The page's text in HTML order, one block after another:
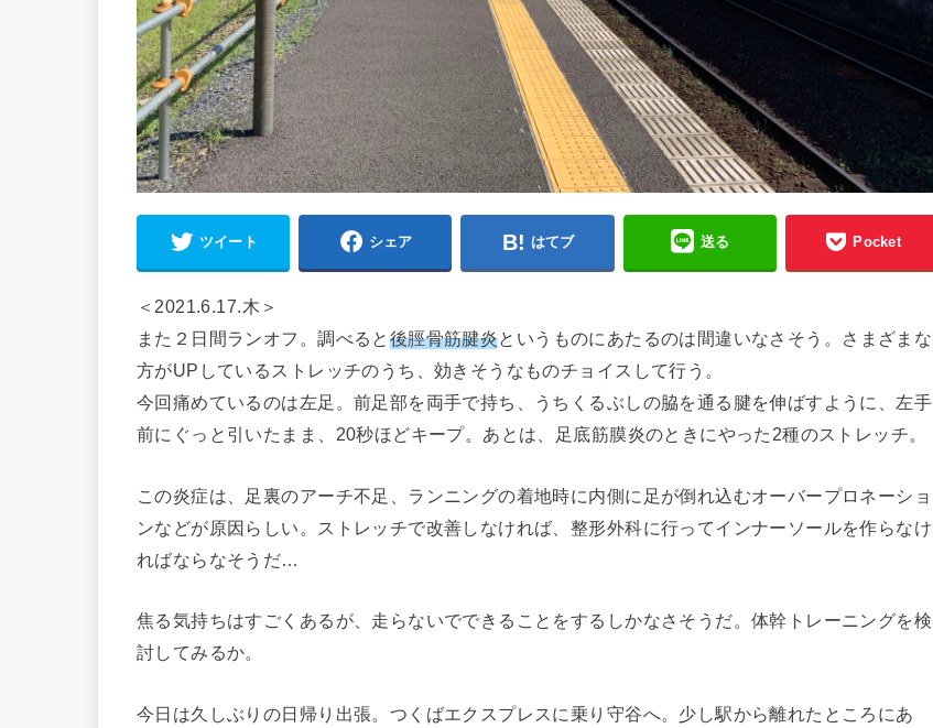
ツイート シェア はてブ 送る Pocket
＜2021.6.17.木＞
また２日間ランオフ。調べると 後脛骨筋腱炎というものにあたるのは間違いなさそう。さまざまな
方がUPしているストレッチのうち、効きそうなものチョイスして行う。
今回痛めているのは左足。前足部を両手で持ち、うちくるぶしの脇を通る腱を伸ばすように、左手
前にぐっと引いたまま、20秒ほどキープ。あとは、足底筋膜炎のときにやった2種のストレッチ。
この炎症は、足裏のアーチ不足、ランニングの着地時に内側に足が倒れ込むオーバープロネーショ
ンなどが原因らしい。ストレッチで改善しなければ、整形外科に行ってインナーソールを作らなけ
ればならなそうだ…
焦る気持ちはすごくあるが、走らないでできることをするしかなさそうだ。体幹トレーニングを検
討してみるか。
今日は久しぶりの日帰り出張。つくばエクスプレスに乗り守谷へ。少し駅から離れたところにあ